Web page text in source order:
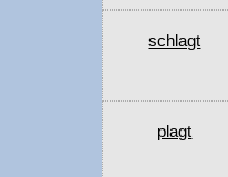
schlagt
plagt